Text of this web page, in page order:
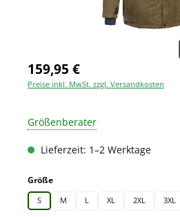
159,95 €
Preise inkl. MwSt. zzgl. Versandkosten
Größenberater
Lieferzeit: 1–2 Werktage
Größeauswählen
S M L XL 2XL 3XL